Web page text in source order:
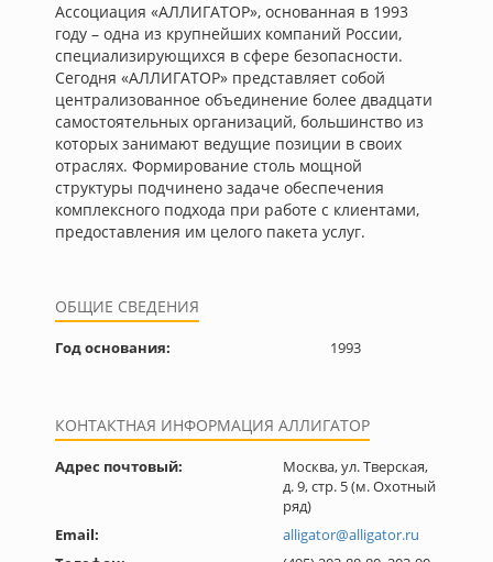
Ассоциация «АЛЛИГАТОР», основанная в 1993
году – одна из крупнейших компаний России,
специализирующихся в сфере безопасности.
Сегодня «АЛЛИГАТОР» представляет собой
централизованное объединение более двадцати
самостоятельных организаций, большинство из
которых занимают ведущие позиции в своих
отраслях. Формирование столь мощной
структуры подчинено задаче обеспечения
комплексного подхода при работе с клиентами,
предоставления им целого пакета услуг.
ОБЩИЕ СВЕДЕНИЯ
Год основания: 1993
КОНТАКТНАЯ ИНФОРМАЦИЯ АЛЛИГАТОР
Адрес почтовый:
Москва, ул. Тверская,
д. 9, стр. 5 (м. Охотный
ряд)
Email:
alligator@alligator.ru